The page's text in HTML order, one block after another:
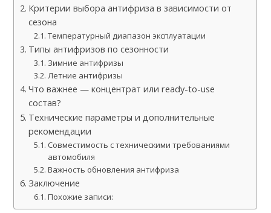
Критерии выбора антифриза в зависимости от
сезона
Температурный диапазон эксплуатации
Типы антифризов по сезонности
Зимние антифризы
Летние антифризы
Что важнее — концентрат или ready-to-use
состав?
Технические параметры и дополнительные
рекомендации
Совместимость с техническими требованиями
автомобиля
Важность обновления антифриза
Заключение
Похожие записи: